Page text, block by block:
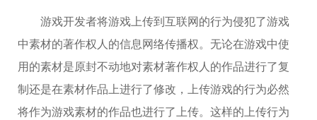
游戏开发者将游戏上传到互联网的行为侵犯了游戏
中素材的著作权人的信息网络传播权。无论在游戏中使
用的素材是原封不动地对素材著作权人的作品进行了复
制还是在素材作品上进行了修改，上传游戏的行为必然
将作为游戏素材的作品也进行了上传。这样的上传行为